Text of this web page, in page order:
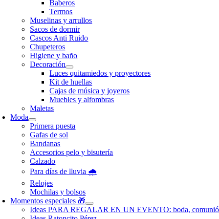
Baberos
Termos
Muselinas y arrullos
Sacos de dormir
Cascos Anti Ruido
Chupeteros
Higiene y baño
Decoración
Luces quitamiedos y proyectores
Kit de huellas
Cajas de música y joyeros
Muebles y alfombras
Maletas
Moda
Primera puesta
Gafas de sol
Bandanas
Accesorios pelo y bisutería
Calzado
Para días de lluvia 🌧️
Relojes
Mochilas y bolsos
Momentos especiales 🎁
Ideas PARA REGALAR EN UN EVENTO: boda,